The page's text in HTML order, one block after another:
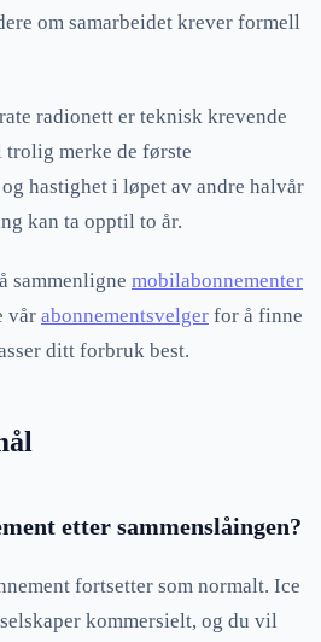
om samarbeidet krever formell
radionett er teknisk krevende
merke de første
hastighet i løpet av andre halvår
kan ta opptil to år.
sammenligne mobilabonnementer
vår abonnementsvelger for å finne
ditt forbruk best.
etter sammenslåingen?
fortsetter som normalt. Ice
kommersielt, og du vil